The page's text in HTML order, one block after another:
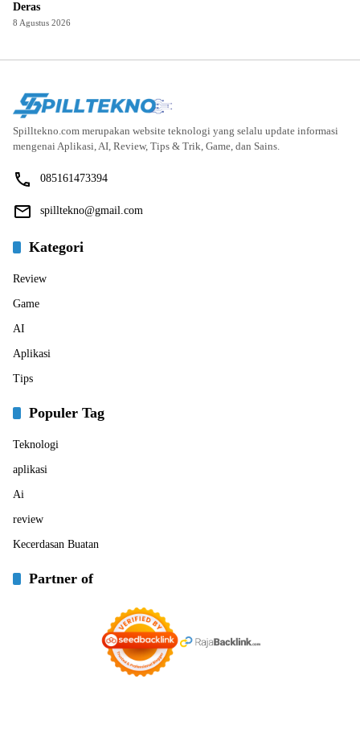
Deras
8 Agustus 2026
Spilltekno.com merupakan website teknologi yang selalu update informasi
mengenai Aplikasi, AI, Review, Tips & Trik, Game, dan Sains.
085161473394
spilltekno@gmail.com
Kategori
Review
Game
AI
Aplikasi
Tips
Populer Tag
Teknologi
aplikasi
Ai
review
Kecerdasan Buatan
Partner of